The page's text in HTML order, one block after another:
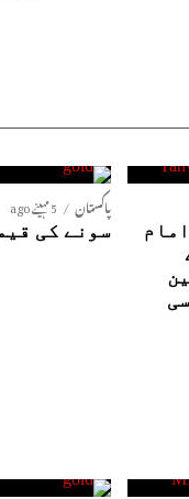
پاکستان 5 مہینے ago
سونے کی